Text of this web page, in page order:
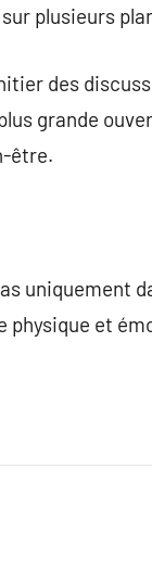
plusieurs
des
grande
être.
uniquement
et